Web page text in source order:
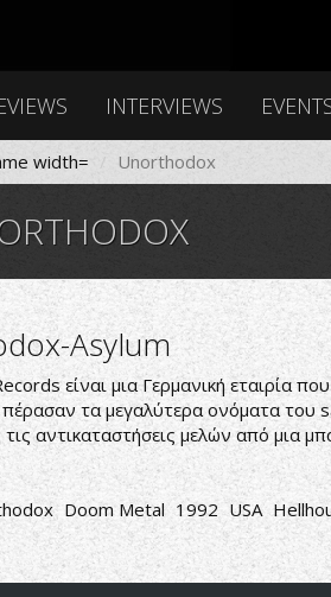
INTERVIEWS
width= Unorthodox
Asylum
είναι μια Γερμανική εταιρία
τα μεγαλύτερα ονόματα του
αντικαταστήσεις μελών από μια
Doom Metal 1992 USA